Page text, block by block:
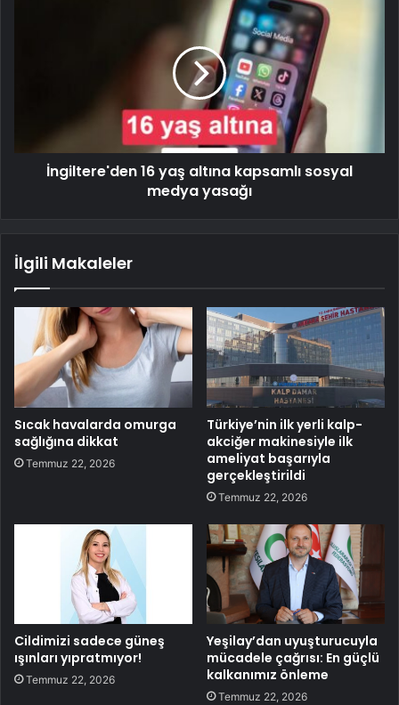
İngiltere'den 16 yaş altına kapsamlı sosyal
medya yasağı
İlgili Makaleler
Sıcak havalarda omurga
sağlığına dikkat
Temmuz 22, 2026
Türkiye’nin ilk yerli kalp-
akciğer makinesiyle ilk
ameliyat başarıyla
gerçekleştirildi
Temmuz 22, 2026
Cildimizi sadece güneş
ışınları yıpratmıyor!
Temmuz 22, 2026
Yeşilay’dan uyuşturucuyla
mücadele çağrısı: En güçlü
kalkanımız önleme
Temmuz 22, 2026